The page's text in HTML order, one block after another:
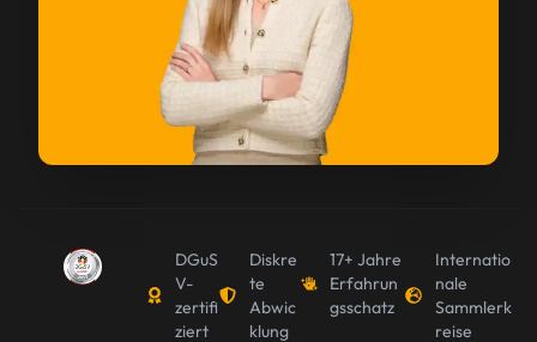
DGuS
V-
zertifi
ziert
Diskre
te
Abwic
klung
17+ Jahre
Erfahrun
gsschatz
Internatio
nale
Sammlerk
reise